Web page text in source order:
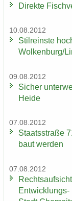
Di­rek­te
10.08.2012
Stil­reins­te
Wol­ken­burg/
09.08.2012
Si­cher
Heide
07.08.2012
Staats­stra­ße
baut wer­den
07.08.2012